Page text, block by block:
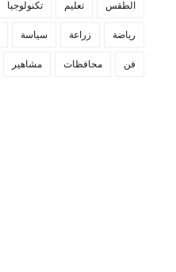
الطقس تعليم تكنولوجيا
رياضة زراعة سياسة
فن محافظات مشاهير